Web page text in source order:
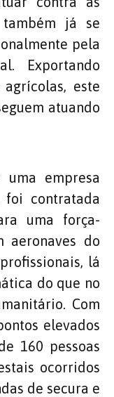
já se
pela
Exportando
este
atuando
empresa
foi contratada
uma força-
aeronaves do
lá
do que no
Com
elevados
160 pessoas
ocorridos
de secura e